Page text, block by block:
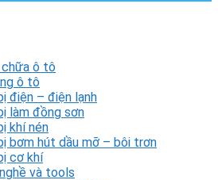
ô tô
ô tô
điện – điện lạnh
làm đồng sơn
khí nén
bơm hút dầu mỡ – bôi trơn
cơ khí
và tools